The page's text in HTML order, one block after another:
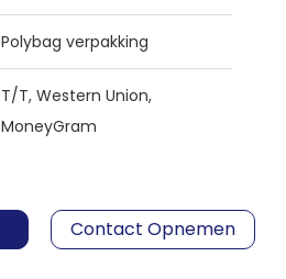
Polybag verpakking
T/T, Western Union,
MoneyGram
Contact Opnemen